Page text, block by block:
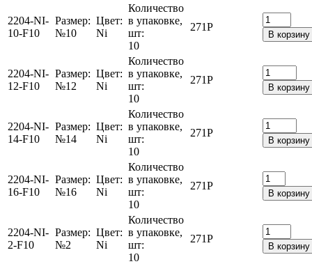
2204-NI-
10-F10
Размер:
№10
Цвет:
Ni
Количество
в упаковке,
шт:
10
271Р
В корзину
2204-NI-
12-F10
Размер:
№12
Цвет:
Ni
Количество
в упаковке,
шт:
10
271Р
В корзину
2204-NI-
14-F10
Размер:
№14
Цвет:
Ni
Количество
в упаковке,
шт:
10
271Р
В корзину
2204-NI-
16-F10
Размер:
№16
Цвет:
Ni
Количество
в упаковке,
шт:
10
271Р
В корзину
2204-NI-
2-F10
Размер:
№2
Цвет:
Ni
Количество
в упаковке,
шт:
10
271Р
В корзину